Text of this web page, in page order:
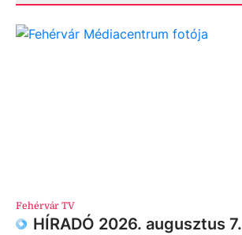
Fehérvár TV
HÍRADÓ 2026. augusztus 7.